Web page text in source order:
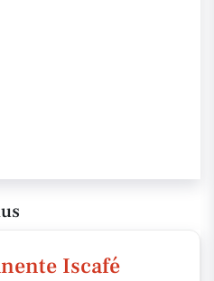
Iscafé